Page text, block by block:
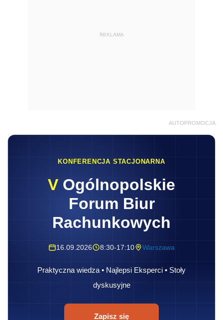
REKLAMA
AUTOPROMOCJA
KONFERENCJA STACJONARNA
V Ogólnopolskie
Forum Biur
Rachunkowych
16.09.2026 8:30-17:10 Warszawa
Praktyczna wiedza • Najlepsi Eksperci • Stoły
dyskusyjne
Zapisz się